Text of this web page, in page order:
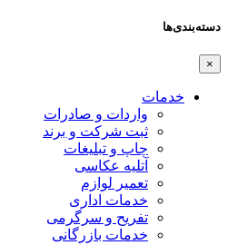
دسته‌بندی‌ها
×
خدمات
واردات و صادرات
ثبت شرکت و برند
چاپ و تبلیغات
آتلیه عکاسی
تعمیر لوازم
خدمات اداری
تفریح و سرگرمی
خدمات بازرگانی